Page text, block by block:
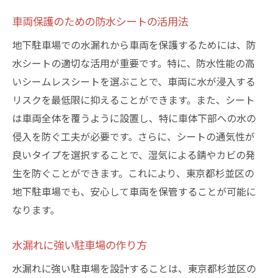
車両保護のための防水シートの活用法
地下駐車場での水漏れから車両を保護するためには、防
水シートの適切な活用が重要です。特に、防水性能の高
いシームレスシートを選ぶことで、車両に水が浸入する
リスクを最低限に抑えることができます。また、シート
は車両全体を覆うように設置し、特に車体下部への水の
侵入を防ぐ工夫が必要です。さらに、シートの通気性が
良いタイプを選択することで、湿気による錆やカビの発
生を防ぐことができます。これにより、東京都杉並区の
地下駐車場でも、安心して車両を保管することが可能に
なります。
水漏れに強い駐車場の作り方
水漏れに強い駐車場を設計することは、東京都杉並区の